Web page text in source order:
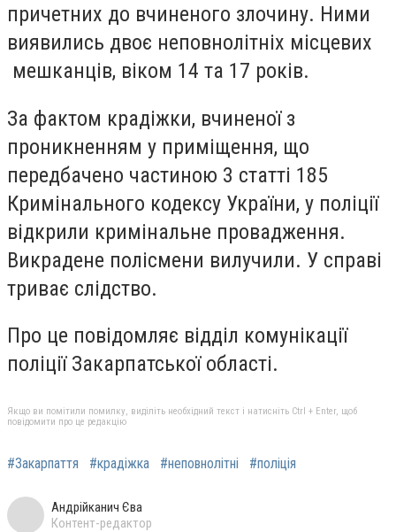
причетних до вчиненого злочину. Ними
виявились двоє неповнолітніх місцевих
мешканців, віком 14 та 17 років.
За фактом крадіжки, вчиненої з
проникненням у приміщення, що
передбачено частиною 3 статті 185
Кримінального кодексу України, у поліції
відкрили кримінальне провадження.
Викрадене полісмени вилучили. У справі
триває слідство.
Про це повідомляє відділ комунікації
поліції Закарпатської області.
Якщо ви помітили помилку, виділіть необхідний текст і натисніть Ctrl + Enter, щоб
повідомити про це редакцію
#Закарпаття #крадіжка #неповнолітні #поліція
Андрійканич Єва
Контент-редактор